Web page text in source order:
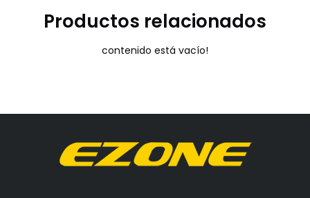
Productos relacionados
contenido está vacío!